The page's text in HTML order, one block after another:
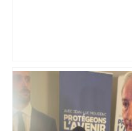
Après la fusion avec la
Toulouse, le candidat LFI
dynamique qui nous
responsabilité" –